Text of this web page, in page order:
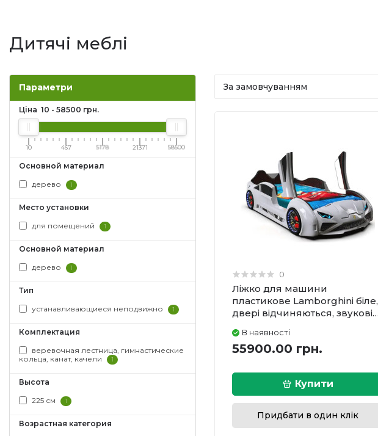
Дитячі меблі
Параметри
Ціна 10 - 58500 грн.
10 467 5178 21371 58500
Основной материал
дерево 1
Место установки
для помещений 1
Основной материал
дерево 1
Тип
устанавливающиеся неподвижно 1
Комплектация
веревочная лестница, гимнастические
кольца, канат, качели
1
Высота
225 см 1
Возрастная категория
0
Ліжко для машини
пластикове Lamborghini біле,
двері відчиняються, звукові
В наявності
55900.00 грн.
Купити
Придбати в один клік